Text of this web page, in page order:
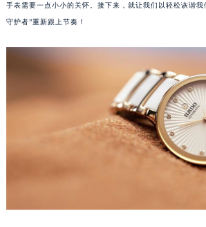
手表需要一点小小的关怀。接下来，就让我们以轻松诙谐我
守护者”重新跟上节奏！